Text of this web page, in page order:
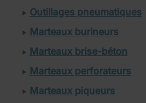
Outillages pneumatiques
Marteaux burineurs
Marteaux brise-béton
Marteaux perforateurs
Marteaux piqueurs